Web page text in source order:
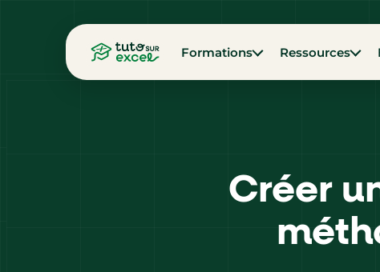
Formations Ressources
Créer